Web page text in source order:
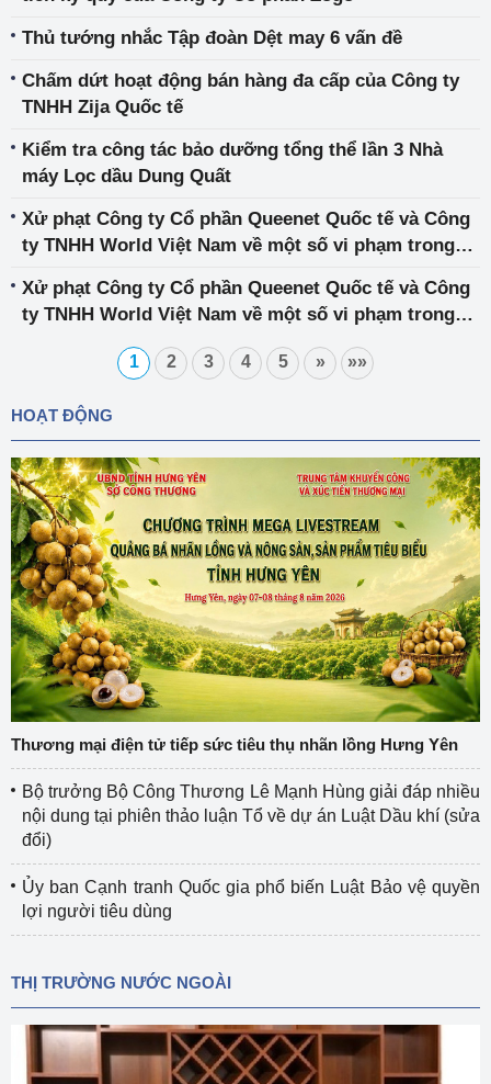
Thủ tướng nhắc Tập đoàn Dệt may 6 vấn đề
Chấm dứt hoạt động bán hàng đa cấp của Công ty
TNHH Zija Quốc tế
Kiểm tra công tác bảo dưỡng tổng thể lần 3 Nhà
máy Lọc dầu Dung Quất
Xử phạt Công ty Cổ phần Queenet Quốc tế và Công
ty TNHH World Việt Nam về một số vi phạm trong
Xử phạt Công ty Cổ phần Queenet Quốc tế và Công
ty TNHH World Việt Nam về một số vi phạm trong
1 2 3 4 5 » »»
HOẠT ĐỘNG
Thương mại điện tử tiếp sức tiêu thụ nhãn lồng Hưng Yên
Bộ trưởng Bộ Công Thương Lê Mạnh Hùng giải đáp nhiều
nội dung tại phiên thảo luận Tổ về dự án Luật Dầu khí (sửa
đổi)
Ủy ban Cạnh tranh Quốc gia phổ biến Luật Bảo vệ quyền
lợi người tiêu dùng
THỊ TRƯỜNG NƯỚC NGOÀI